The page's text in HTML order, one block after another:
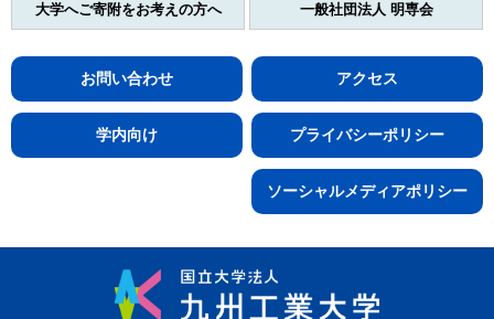
大学へご寄附をお考えの方へ 一般社団法人 明専会
アクセス
お問い合わせ
プライバシーポリシー
学内向け
ソーシャルメディアポリシー